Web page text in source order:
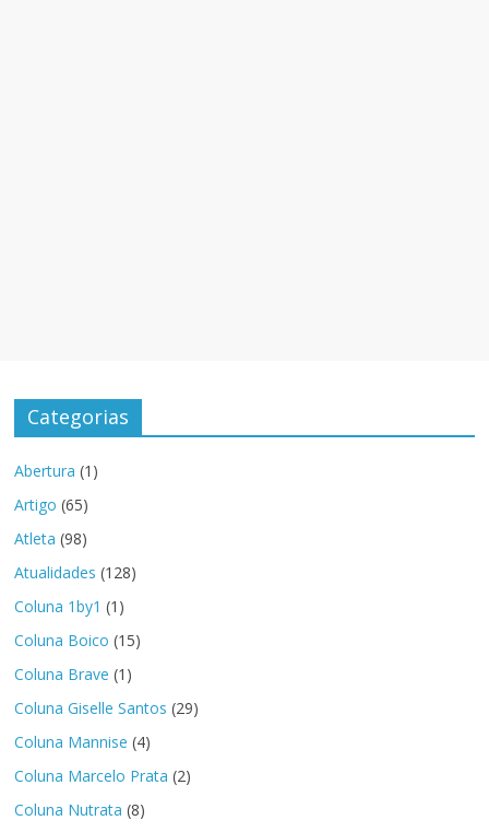
Categorias
Abertura (1)
Artigo (65)
Atleta (98)
Atualidades (128)
Coluna 1by1 (1)
Coluna Boico (15)
Coluna Brave (1)
Coluna Giselle Santos (29)
Coluna Mannise (4)
Coluna Marcelo Prata (2)
Coluna Nutrata (8)